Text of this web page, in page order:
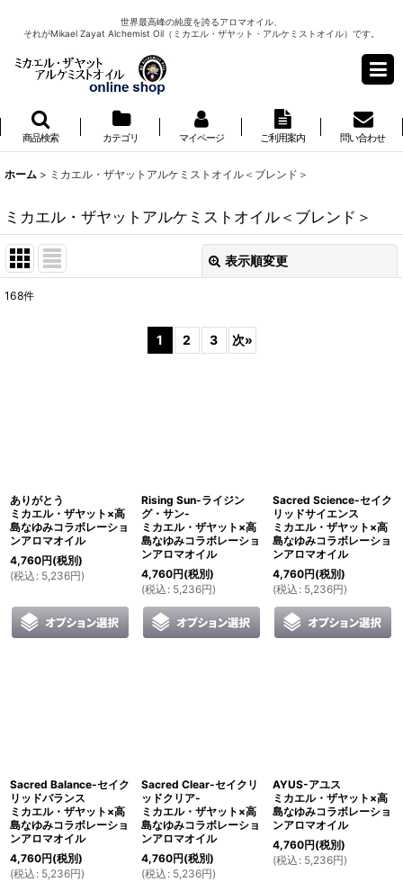
世界最高峰の純度を誇るアロマオイル、
それがMikael Zayat Alchemist Oil（ミカエル・ザヤット・アルケミストオイル）です。
商品検索 カテゴリ マイページ ご利用案内 問い合わせ
ホーム > ミカエル・ザヤットアルケミストオイル＜ブレンド＞
ミカエル・ザヤットアルケミストオイル＜ブレンド＞
表示順変更
サブカテゴリ
168件
1 2 3 次»
ありがとう
ミカエル・ザヤット×高
島なゆみコラボレーショ
ンアロマオイル
4,760円(税別)
(税込 : 5,236円)
Rising Sun-ライジン
グ・サン-
ミカエル・ザヤット×高
島なゆみコラボレーショ
ンアロマオイル
4,760円(税別)
(税込 : 5,236円)
Sacred Science-セイク
リッドサイエンス
ミカエル・ザヤット×高
島なゆみコラボレーショ
ンアロマオイル
4,760円(税別)
(税込 : 5,236円)
Sacred Balance-セイク
リッドバランス
ミカエル・ザヤット×高
島なゆみコラボレーショ
ンアロマオイル
4,760円(税別)
(税込 : 5,236円)
Sacred Clear-セイクリ
ッドクリア-
ミカエル・ザヤット×高
島なゆみコラボレーショ
ンアロマオイル
4,760円(税別)
(税込 : 5,236円)
AYUS-アユス
ミカエル・ザヤット×高
島なゆみコラボレーショ
ンアロマオイル
4,760円(税別)
(税込 : 5,236円)